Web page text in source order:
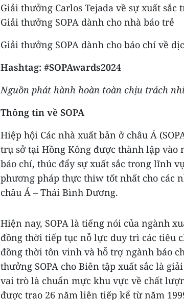
Giải thưởng Carlos Tejada về sự xuất
Giải thưởng SOPA dành cho nhà báo trẻ
Giải thưởng SOPA dành cho báo chí về
Hashtag: #SOPAwards2024
Nguồn phát hành hoàn toàn chịu trách
Thông tin về SOPA
Hiệp hội Các nhà xuất bản ở châu Á
trụ sở tại Hồng Kông được thành lập vào
báo chí, thúc đẩy sự xuất sắc trong lĩnh
phương pháp thực thiw tốt nhất cho các
châu Á – Thái Bình Dương.
Hiện nay, SOPA là tiếng nói của ngành
đồng thời tiếp tục nỗ lực duy trì các tiêu
đồng thời tôn vinh và hỗ trợ ngành báo
thưởng SOPA cho Biên tập xuất sắc là
vai trò là chuẩn mực khu vực về chất
được trao 26 năm liên tiếp kể từ năm